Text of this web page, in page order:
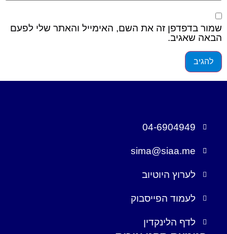
שמור בדפדפן זה את השם, האימייל והאתר שלי לפעם
הבאה שאגיב.
04-6904949
sima@siaa.me
לערוץ היוטיוב
לעמוד הפייסבוק
לדף הלינקדין